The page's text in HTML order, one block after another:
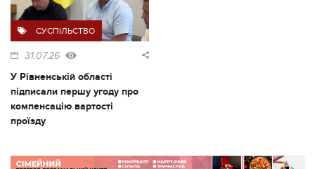
СУСПІЛЬСТВО
31.07.26
У Рівненській області
підписали першу угоду про
компенсацію вартості
проїзду